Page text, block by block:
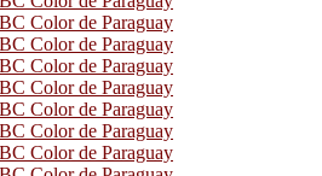
Color de Paraguay
Color de Paraguay
Color de Paraguay
Color de Paraguay
Color de Paraguay
Color de Paraguay
Color de Paraguay